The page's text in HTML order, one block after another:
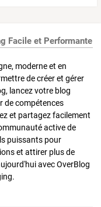
Facile et Performante
moderne et en
de créer et gérer
lancez votre blog
de compétences
et partagez facilement
active de
puissants pour
et attirer plus de
avec OverBlog